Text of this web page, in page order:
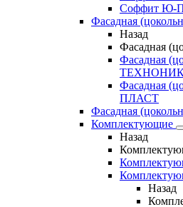
Соффит Ю-
Фасадная
Назад
Фасадная
Фасадная
Фасадная
ПЛАСТ
Фасадная
Комплектующие
Назад
Назад